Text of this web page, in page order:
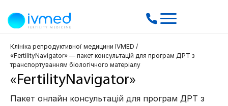
Клініка репродуктивної медицини IVMED /
«FertilityNavigator» — пакет консультацій для програм ДРТ з
транспортуванням біологічного матеріалу
«FertilityNavigator»
Пакет онлайн консультацій для програм ДРТ з